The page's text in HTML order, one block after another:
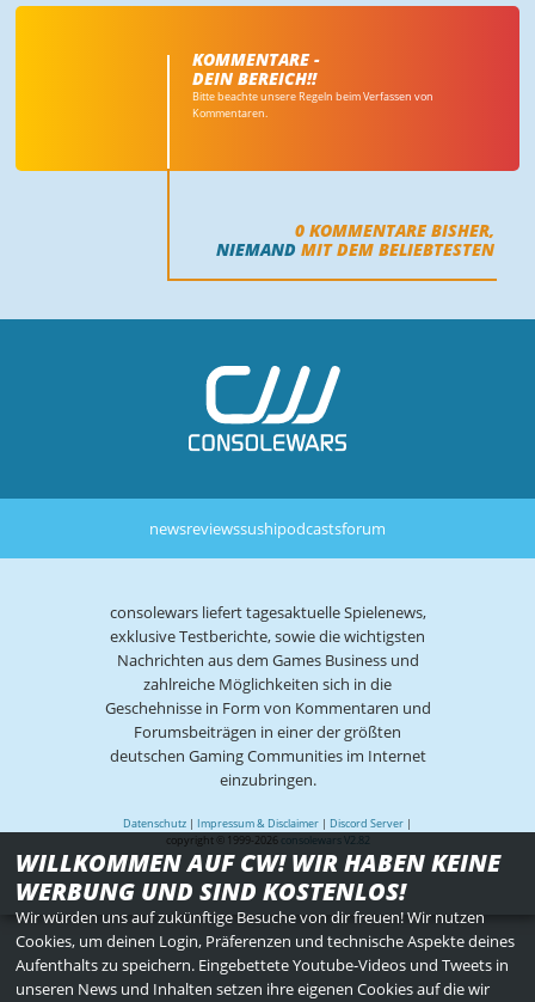
KOMMENTARE -
DEIN BEREICH!!
Bitte beachte unsere Regeln beim Verfassen von
Kommentaren.
0 KOMMENTARE BISHER,
NIEMAND MIT DEM BELIEBTESTEN
newsreviewssushipodcastsforum
consolewars liefert tagesaktuelle Spielenews,
exklusive Testberichte, sowie die wichtigsten
Nachrichten aus dem Games Business und
zahlreiche Möglichkeiten sich in die
Geschehnisse in Form von Kommentaren und
Forumsbeiträgen in einer der größten
deutschen Gaming Communities im Internet
einzubringen.
Datenschutz | Impressum & Disclaimer | Discord Server |
copyright © 1999-2026
consolewars V2.82
WILLKOMMEN AUF CW! WIR HABEN KEINE
WERBUNG UND SIND KOSTENLOS!
Wir würden uns auf zukünftige Besuche von dir freuen! Wir nutzen
Cookies, um deinen Login, Präferenzen und technische Aspekte deines
Aufenthalts zu speichern. Eingebettete Youtube-Videos und Tweets in
unseren News und Inhalten setzen ihre eigenen Cookies auf die wir